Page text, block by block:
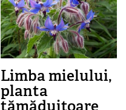
Limba mielului,
planta
tămăduitoare